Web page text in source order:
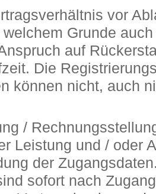
vor
Grunde
auf
Die
können nicht, auch
/
Leistung und / oder
der
sofort nach